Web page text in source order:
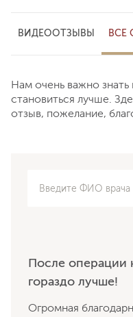
ВИДЕООТЗЫВЫ ВСЕ
После операции
гораздо лучше!
Огромная
Введите ФИО врача
Нам очень важно
становиться лучше.
отзыв, пожелание,